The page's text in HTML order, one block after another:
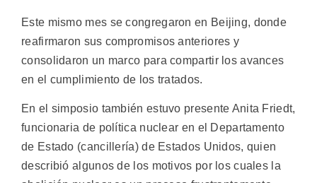
Este mismo mes se congregaron en Beijing, donde
reafirmaron sus compromisos anteriores y
consolidaron un marco para compartir los avances
en el cumplimiento de los tratados.
En el simposio también estuvo presente Anita Friedt,
funcionaria de política nuclear en el Departamento
de Estado (cancillería) de Estados Unidos, quien
describió algunos de los motivos por los cuales la